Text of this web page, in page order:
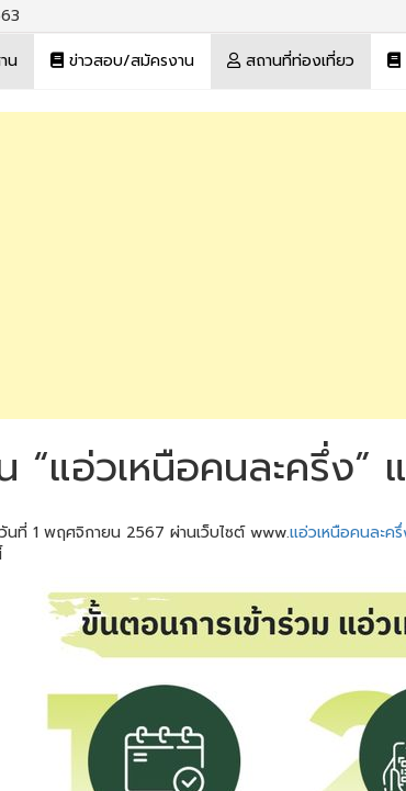
น ข่าวสอบ/สมัครงาน สถานที่ท่องเที่ยว
“แอ่วเหนือคนละครึ่ง”
วันที่ 1 พฤศจิกายน 2567 ผ่านเว็บไซต์ www.แอ่วเหนือคนละค